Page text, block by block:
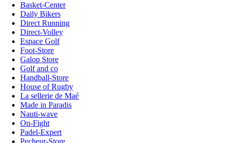
Basket-Center
Daily Bikers
Direct Running
Direct-Volley
Espace Golf
Foot-Store
Galop Store
Golf and co
Handball-Store
House of Rugby
La sellerie de Maé
Made in Paradis
Nauti-wave
On-Fight
Padel-Expert